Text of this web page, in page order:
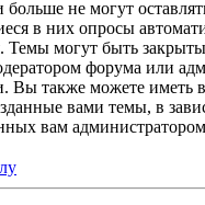
больше не могут
в них опросы
Темы могут быть
форума или
Вы также можете иметь
вами темы, в
вам